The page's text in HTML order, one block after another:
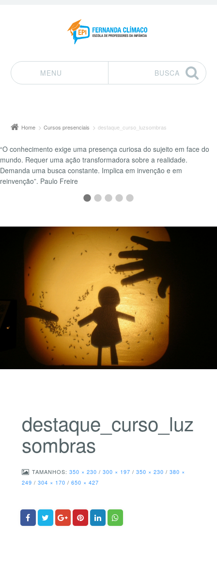
MENU
BUSCA
Home Cursos presenciais destaque_curso_luzsombras
“O conhecimento exige uma presença curiosa do sujeito em face do
mundo. Requer uma ação transformadora sobre a realidade.
Demanda uma busca constante. Implica em invenção e em
reinvenção”. Paulo Freire
destaque_curso_luz
sombras
TAMANHOS: 350 × 230 / 300 × 197 / 350 × 230 / 380 ×
249 / 304 × 170 / 650 × 427